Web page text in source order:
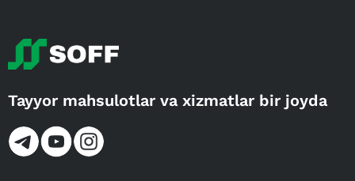
Tayyor mahsulotlar va xizmatlar bir joyda